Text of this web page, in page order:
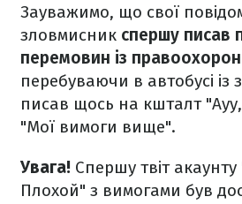
Зауважимо, що свої
зловмисник спершу писав
перемовин із
перебуваючи в автобусі із
писав щось на кшталт
"Мої вимоги вище".
Увага! Спершу твіт
Плохой" з вимогами був